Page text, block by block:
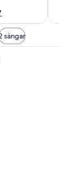
sängar
Ett hotellrum